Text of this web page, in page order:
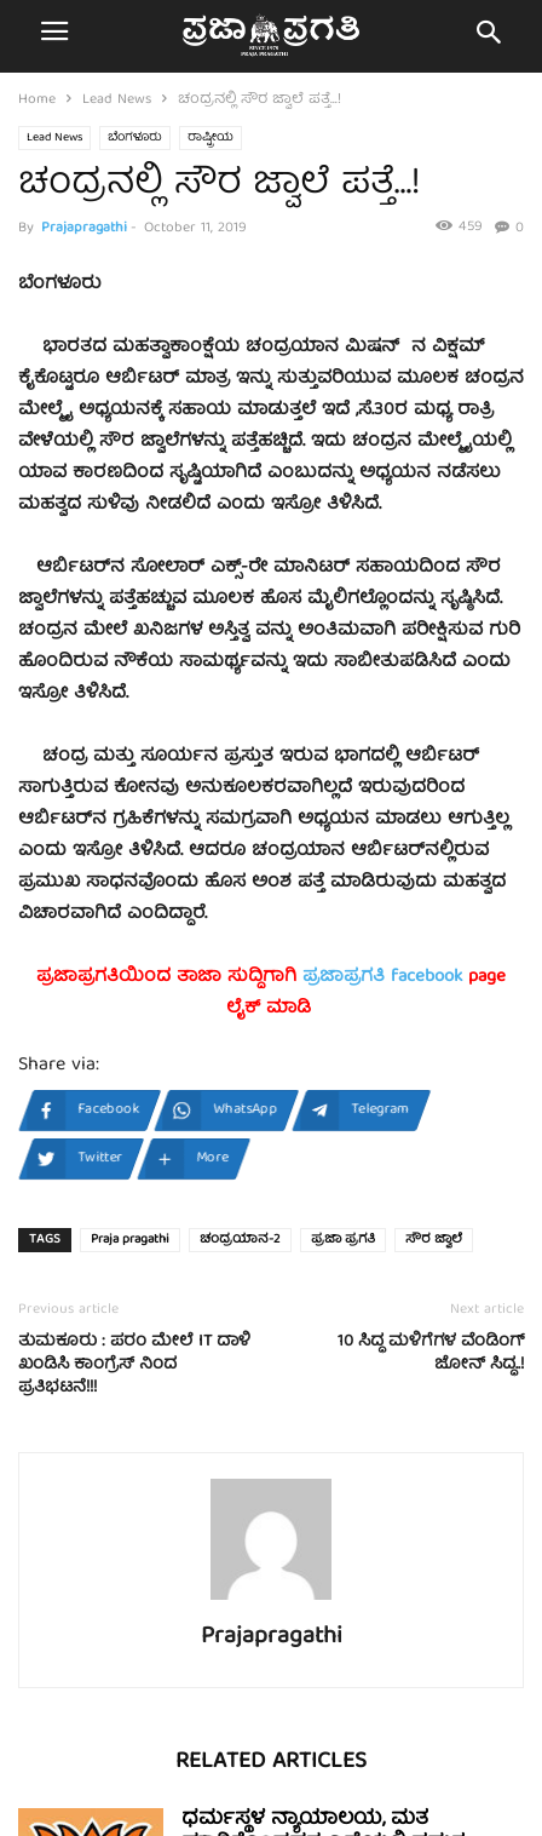
Home Lead News ಚಂದ್ರನಲ್ಲಿ ಸೌರ ಜ್ವಾಲೆ ಪತ್ತೆ…!
Lead News ಬೆಂಗಳೂರು ರಾಷ್ಟ್ರೀಯ
ಚಂದ್ರನಲ್ಲಿ ಸೌರ ಜ್ವಾಲೆ ಪತ್ತೆ…!
By Prajapragathi- October 11, 2019 0
459
ಬೆಂಗಳೂರು
ಭಾರತದ ಮಹತ್ವಾಕಾಂಕ್ಷೆಯ ಚಂದ್ರಯಾನ ಮಿಷನ್ ನ ವಿಕ್ಷಮ್
ಕೈಕೊಟ್ಟರೂ ಆರ್ಬಿಟರ್ ಮಾತ್ರ ಇನ್ನು ಸುತ್ತುವರಿಯುವ ಮೂಲಕ ಚಂದ್ರನ
ಮೇಲ್ಮೈ ಅಧ್ಯಯನಕ್ಕೆ ಸಹಾಯ ಮಾಡುತ್ತಲೆ ಇದೆ ,ಸೆ.30ರ ಮಧ್ಯ ರಾತ್ರಿ
ವೇಳೆಯಲ್ಲಿ ಸೌರ ಜ್ವಾಲೆಗಳನ್ನು ಪತ್ತೆಹಚ್ಚಿದೆ. ಇದು ಚಂದ್ರನ ಮೇಲ್ಮೈಯಲ್ಲಿ
ಯಾವ ಕಾರಣದಿಂದ ಸೃಷ್ಟಿಯಾಗಿದೆ ಎಂಬುದನ್ನು ಅಧ್ಯಯನ ನಡೆಸಲು
ಮಹತ್ವದ ಸುಳಿವು ನೀಡಲಿದೆ ಎಂದು ಇಸ್ರೋ ತಿಳಿಸಿದೆ.
ಆರ್ಬಿಟರ್‌ನ ಸೋಲಾರ್ ಎಕ್ಸ್‌-ರೇ ಮಾನಿಟರ್ ಸಹಾಯದಿಂದ ಸೌರ
ಜ್ವಾಲೆಗಳನ್ನು ಪತ್ತೆಹಚ್ಚುವ ಮೂಲಕ ಹೊಸ ಮೈಲಿಗಲ್ಲೊಂದನ್ನು ಸೃಷ್ಠಿಸಿದೆ.
ಚಂದ್ರನ ಮೇಲೆ ಖನಿಜಗಳ ಅಸ್ತಿತ್ವ ವನ್ನು ಅಂತಿಮವಾಗಿ ಪರೀಕ್ಷಿಸುವ ಗುರಿ
ಹೊಂದಿರುವ ನೌಕೆಯ ಸಾಮರ್ಥ್ಯವನ್ನು ಇದು ಸಾಬೀತುಪಡಿಸಿದೆ ಎಂದು
ಇಸ್ರೋ ತಿಳಿಸಿದೆ.
ಚಂದ್ರ ಮತ್ತು ಸೂರ್ಯನ ಪ್ರಸ್ತುತ ಇರುವ ಭಾಗದಲ್ಲಿ ಆರ್ಬಿಟರ್
ಸಾಗುತ್ತಿರುವ ಕೋನವು ಅನುಕೂಲಕರವಾಗಿಲ್ಲದೆ ಇರುವುದರಿಂದ
ಆರ್ಬಿಟರ್‌ನ ಗ್ರಹಿಕೆಗಳನ್ನು ಸಮಗ್ರವಾಗಿ ಅಧ್ಯಯನ ಮಾಡಲು ಆಗುತ್ತಿಲ್ಲ
ಎಂದು ಇಸ್ರೋ ತಿಳಿಸಿದೆ. ಆದರೂ ಚಂದ್ರಯಾನ ಆರ್ಬಿಟರ್‌ನಲ್ಲಿರುವ
ಪ್ರಮುಖ ಸಾಧನವೊಂದು ಹೊಸ ಅಂಶ ಪತ್ತೆ ಮಾಡಿರುವುದು ಮಹತ್ವದ
ವಿಚಾರವಾಗಿದೆ ಎಂದಿದ್ದಾರೆ.
ಪ್ರಜಾಪ್ರಗತಿಯಿಂದ ತಾಜಾ ಸುದ್ದಿಗಾಗಿಪ್ರಜಾಪ್ರಗತಿ facebookpage
ಲೈಕ್ ಮಾಡಿ
Share via:
Facebook WhatsApp
Telegram
Twitter
More
TAGS Praja pragathi ಚಂದ್ರಯಾನ-2 ಪ್ರಜಾ ಪ್ರಗತಿ ಸೌರ ಜ್ವಾಲೆ
Previous article
ತುಮಕೂರು : ಪರಂ ಮೇಲೆ IT ದಾಳಿ
ಖಂಡಿಸಿ ಕಾಂಗ್ರೆಸ್ ನಿಂದ
ಪ್ರತಿಭಟನೆ!!!
Next article
10 ಸಿದ್ಧ ಮಳಿಗೆಗಳ ವೆಂಡಿಂಗ್
ಜೋನ್ ಸಿದ್ಧ..!
Prajapragathi
RELATED ARTICLES
ಧರ್ಮಸ್ಥಳ ನ್ಯಾಯಾಲಯ, ಮತ